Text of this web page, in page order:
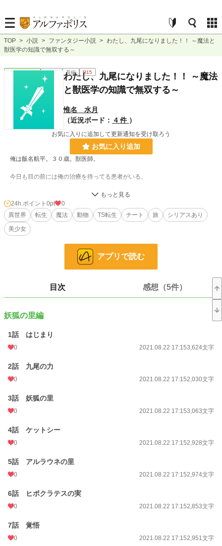
TOP > 小説 > ファンタジー小説 > わたし、九尾になりました！！ ～魔法と
獣医学の知識で無双する～
ファンタジー 連載中 長編 R15
わたし、九尾になりました！！ ～魔法
と獣医学の知識で無双する～
惟名 水月
（近況ボード： 4 件 ）
お気に入りに追加して更新通知を受け取ろう
お気に入り追加
俺は飯名航平。３０歳。獣医師。
今日も目の前には俺の治療を待ってる患者がいる。
ええっ？？ 九尾の妖狐？？
治療を頼まれる。診断の結果、治療は困難であった。そこで、九尾は俺にひとつ
九尾と一体化した俺は、九尾として、また獣医師として、世界を蝕む病巣と戦っ
※動物の診療には獣医師免許が必要となります
医者さんになりました」
※小説家になろう様の方にも載せております（https://ncode.syosetu.com/n8383
小説
ファンタジー 53,355 位 / 53,355 件
お気に入り
24h.ポイント 0 pt
文字数
更新日時 2020.03.10 18:20
週間ポイント 14 pt (68,954 位)
24h.ポイント 0pt
0
異世界
転生 魔法 動物 TS転生 チート 旅
シリアスあり
美少女
アプリで読む
目次 感想（5件）
妖狐の里編
1話 はじまり
0 2021.08.22 17:153,624文字
2話 九尾の力
0 2021.08.22 17:152,030文字
3話 妖狐の里
0 2021.08.22 17:153,063文字
4話 ケットシー
0 2021.08.22 17:152,928文字
5話 アルラウネの里
0 2021.08.22 17:152,974文字
6話 ヒポクラテスの実
0 2021.08.22 17:152,853文字
7話 覚悟
0 2021.08.22 17:152,951文字